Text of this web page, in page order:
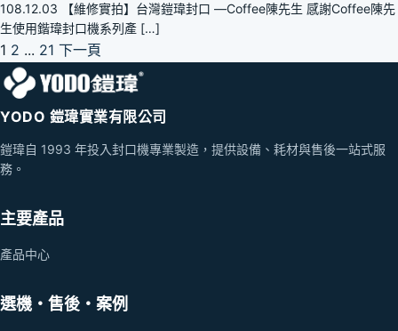
108.12.03 【維修實拍】台灣鎧瑋封口 —Coffee陳先生 感謝Coffee陳先
生使用鍇瑋封口機系列產 […]
文
章
分
頁
1 2 ... 21 下一頁
YODO 鎧瑋實業有限公司
鎧瑋自 1993 年投入封口機專業製造，提供設備、耗材與售後一站式服
務。
主要產品
產品中心
選機・售後・案例